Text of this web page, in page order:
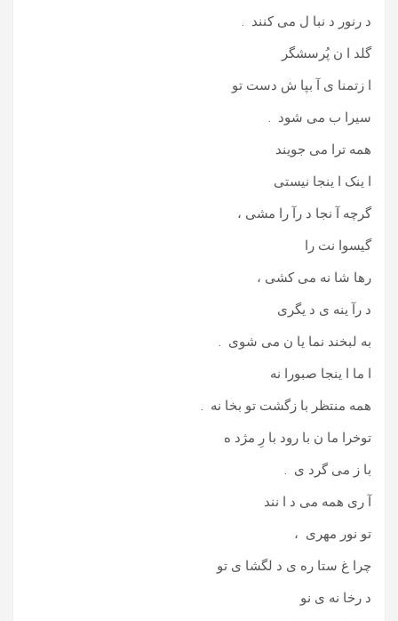
د رنور د نبا ل می کنند .
گلد ا ن پُرسشگر
ا زتمنا ی آ بپا ش دست تو
سیرا ب می شود .
همه ترا می جویند
ا ینک ا ینجا نیستی
گرچه آ نجا د رآ را مشی ،
گیسوا نت را
رها شا نه می کشی ،
د رآ ینه ی د یگری
به لبخند نما یا ن می شوی .
ا ما ا ینجا صبورا نه
همه منتظر با زگشت تو بخا نه .
توخرا ما ن با رود با رِ مژد ه
با ز می گرد ی .
آ ری همه می د ا نند
تو نور مهری ،
چرا غ ستا ره ی د لگشا ی تو
د رخا نه ی نو